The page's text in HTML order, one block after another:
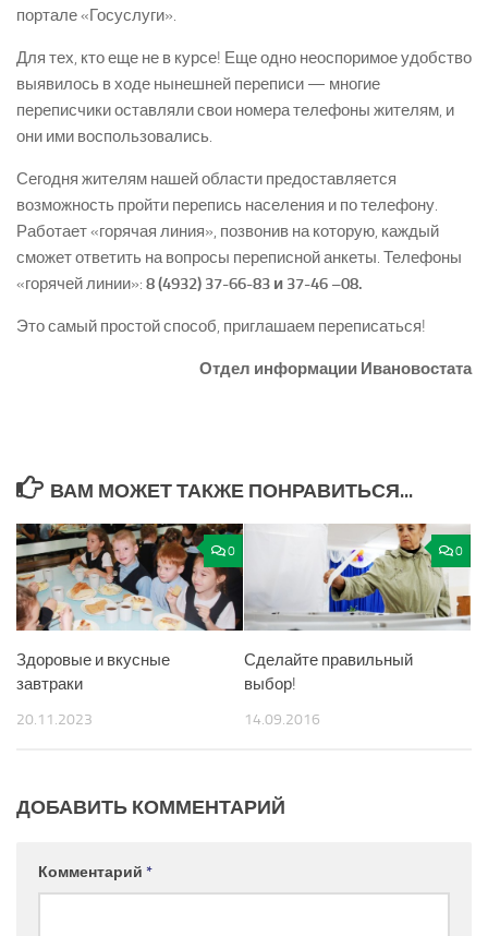
портале «Госуслуги».
Для тех, кто еще не в курсе! Еще одно неоспоримое удобство
выявилось в ходе нынешней переписи — многие
переписчики оставляли свои номера телефоны жителям, и
они ими воспользовались.
Сегодня жителям нашей области предоставляется
возможность пройти перепись населения и по телефону.
Работает «горячая линия», позвонив на которую, каждый
сможет ответить на вопросы переписной анкеты. Телефоны
«горячей линии»: 8 (4932) 37-66-83 и 37-46 –08.
Это самый простой способ, приглашаем переписаться!
Отдел информации Ивановостата
ВАМ МОЖЕТ ТАКЖЕ ПОНРАВИТЬСЯ...
0
Здоровые и вкусные
завтраки
20.11.2023
0
Сделайте правильный
выбор!
14.09.2016
ДОБАВИТЬ КОММЕНТАРИЙ
Комментарий *